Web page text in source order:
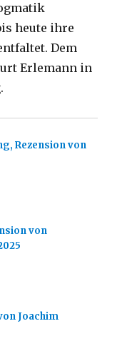
heute ihre
Dem
Erlemann in
Rezension von
von
Joachim